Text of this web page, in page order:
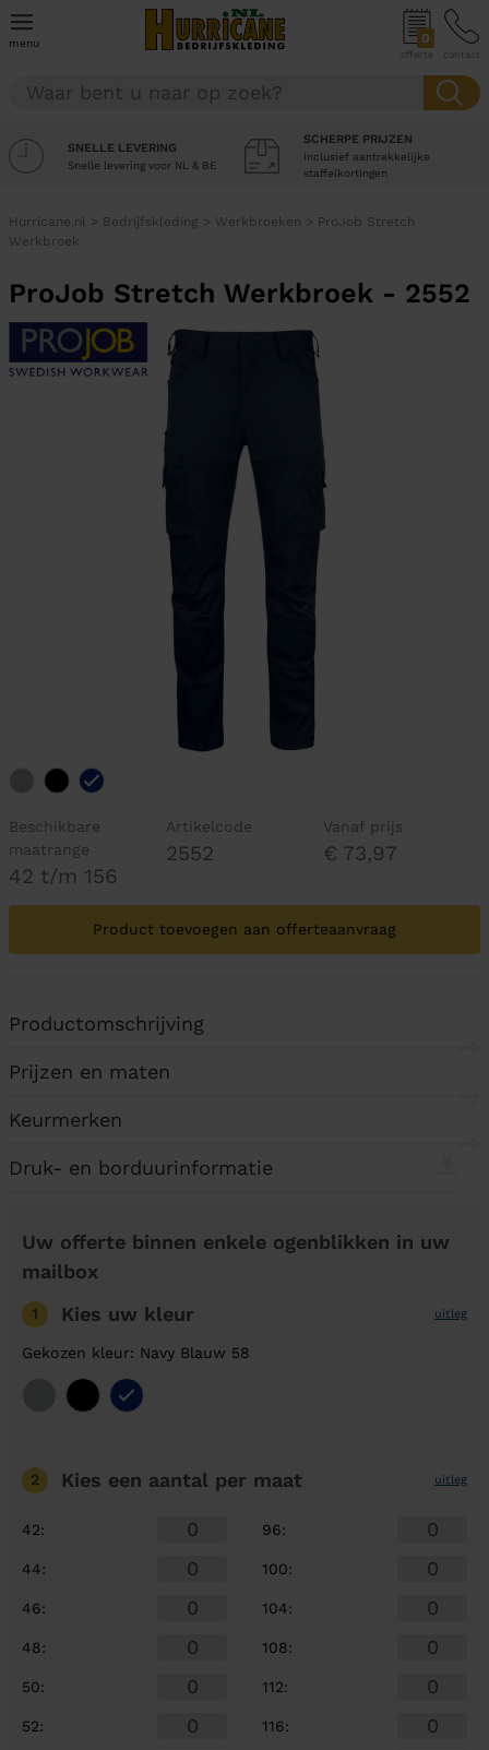
menu 0
offerte contact
SNELLE LEVERING
Snelle levering voor NL & BE
SCHERPE PRIJZEN
Inclusief aantrekkelijke
staffelkortingen
Hurricane.nl > Bedrijfskleding > Werkbroeken > ProJob Stretch
Werkbroek
ProJob Stretch Werkbroek - 2552
Beschikbare
maatrange
42 t/m 156
Artikelcode
2552
Vanaf prijs
€ 73,97
Product toevoegen aan offerteaanvraag
Productomschrijving
Prijzen en maten
Keurmerken
Druk- en borduurinformatie
Uw offerte binnen enkele ogenblikken in uw
mailbox
1 Kies uw kleur uitleg
Gekozen kleur: Navy Blauw 58
2 Kies een aantal per maat uitleg
42:
44:
46:
48:
50:
52:
96:
100:
104:
108:
112:
116: